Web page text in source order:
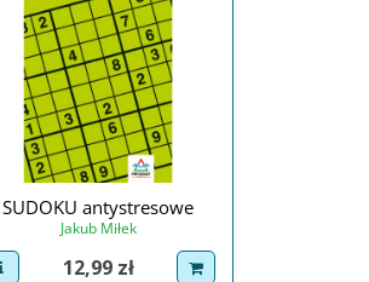
SUDOKU antystresowe
Jakub Miłek
view product
Cena
12,99 zł dodaj do koszyka